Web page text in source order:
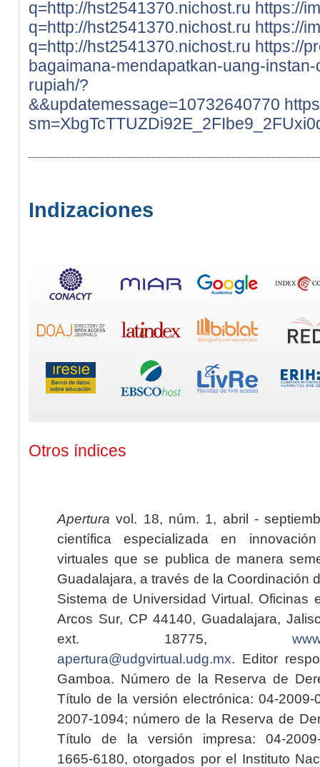
q=http://hst2541370.nichost.ru https://
q=http://hst2541370.nichost.ru https://
q=http://hst2541370.nichost.ru https://
bagaimana-mendapatkan-uang-
rupiah/?
&&updatemessage=10732640770
Indizaciones
Otros índices
Apertura vol. 18, núm. 1, abril -
científica especializada en
virtuales que se publica de manera
Guadalajara, a través de la Coordinación
Sistema de Universidad Virtual. Oficinas
Arcos Sur, CP 44140, Guadalajara,
ext. 18775,
apertura@udgvirtual.udg.mx. Editor
Gamboa. Número de la Reserva de
Título de la versión electrónica: 04-2009-
2007-1094; número de la Reserva de
Título de la versión impresa: 04-2009-
1665-6180, otorgados por el Instituto